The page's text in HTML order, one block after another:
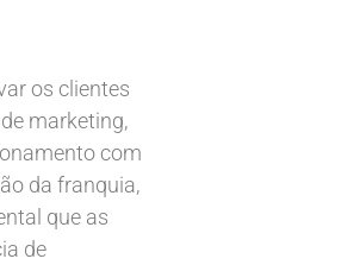
os clientes
marketing,
com
da franquia,
que as
de